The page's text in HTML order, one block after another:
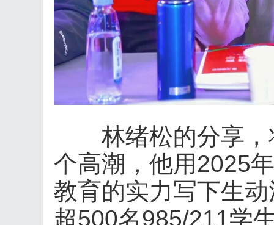
林绪松的分享，
个高潮，他用2025
教育的实力写下生
超500名985/211学